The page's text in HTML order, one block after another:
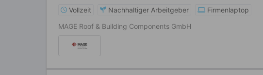
Vollzeit
Nachhaltiger Arbeitgeber
Firmenlaptop
MAGE Roof & Building Components GmbH